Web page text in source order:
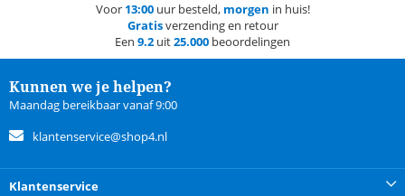
Voor 13:00uur besteld, morgen in huis!
Gratisverzending en retour
Een 9.2 uit25.000 beoordelingen
Kunnen we je helpen?
Maandag bereikbaar vanaf 9:00
klantenservice@shop4.nl
Klantenservice